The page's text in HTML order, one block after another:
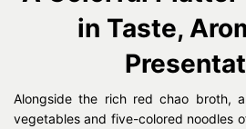
in Taste,
Alongside the rich red chao broth,
vegetables and five-colored noodles